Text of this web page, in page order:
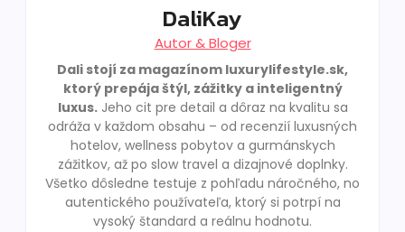
DaliKay
Autor & Bloger
Dali stojí za magazínom luxurylifestyle.sk,
ktorý prepája štýl, zážitky a inteligentný
luxus.Jeho cit pre detail a dôraz na kvalitu sa
odráža v každom obsahu – od recenzií luxusných
hotelov, wellness pobytov a gurmánskych
zážitkov, až po slow travel a dizajnové doplnky.
Všetko dôsledne testuje z pohľadu náročného, no
autentického používateľa, ktorý si potrpí na
vysoký štandard a reálnu hodnotu.